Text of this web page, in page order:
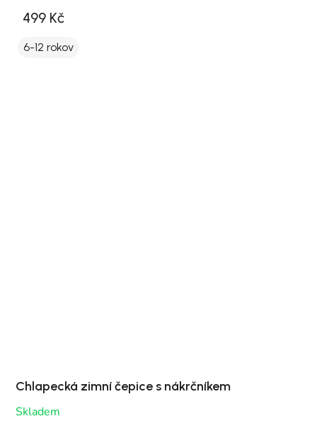
499 Kč
6-12 rokov
Chlapecká zimní čepice s nákrčníkem
Skladem